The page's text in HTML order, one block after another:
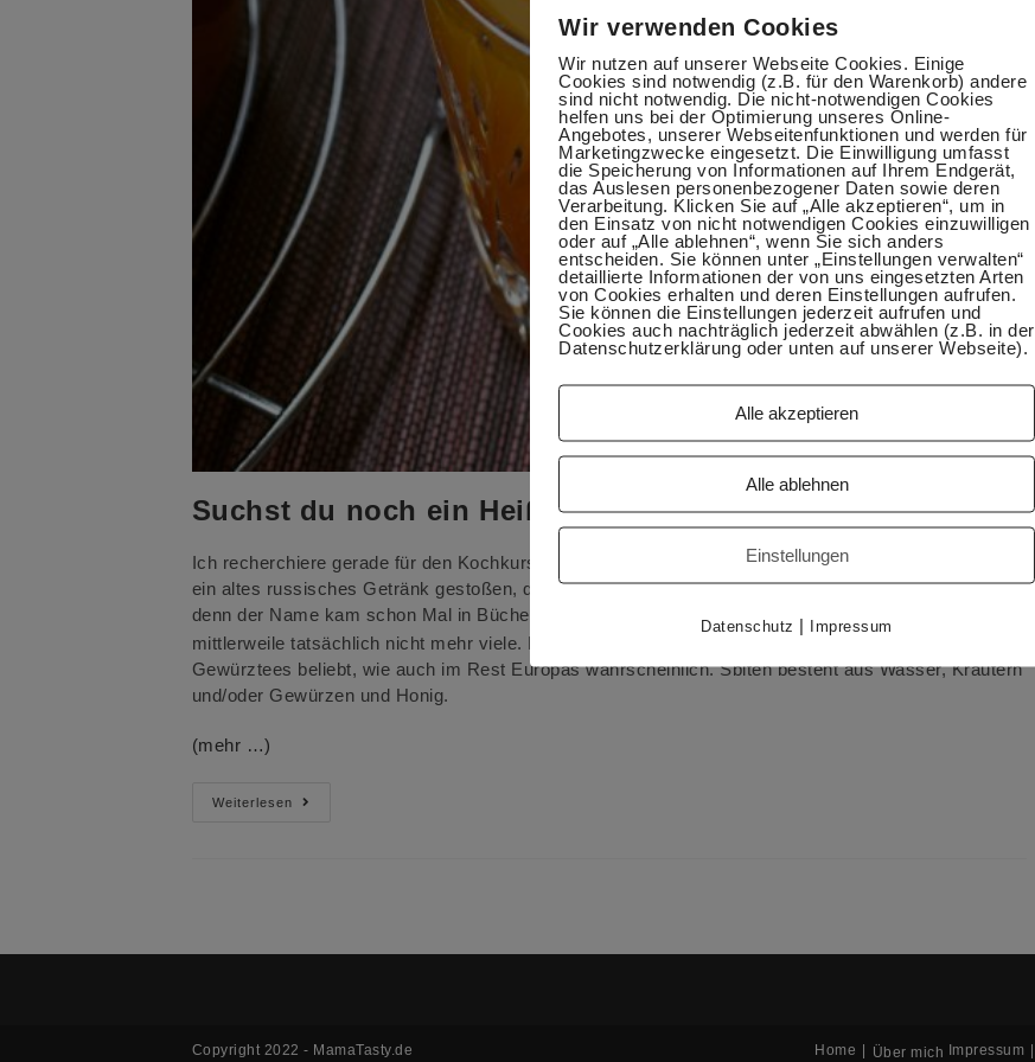
Suchst du noch ein Heißgetränk für den Winter?
Ich recherchiere gerade für den Kochkurs „Russische
und Fastenzeit“ und bin dabei auf
ein altes russisches Getränk gestoßen, das ich noch nicht kannte. Besser gesagt, nie beachtet,
denn der Name kam schon Mal in Büchern oder filmen vor
Anscheinend kennen es aber
mittlerweile tatsächlich nicht mehr viele. Bevor es in Russland Tee gab, waren Kräuter- und
Gewürztees beliebt, wie auch im Rest Europas wahrscheinlich. Sbiten besteht aus Wasser, Kräutern
und/oder Gewürzen und Honig.
(mehr …)
WeiterlesenSuchst
Home Über mich Impressum
Copyright 2022 - MamaTasty.de
Wir verwenden Cookies
Wir nutzen auf unserer Webseite Cookies. Einige
Cookies sind notwendig (z.B. für den Warenkorb) andere
sind nicht notwendig. Die nicht-notwendigen Cookies
helfen uns bei der Optimierung unseres Online-
Angebotes, unserer Webseitenfunktionen und werden für
Marketingzwecke eingesetzt. Die Einwilligung umfasst
die Speicherung von Informationen auf Ihrem Endgerät,
das Auslesen personenbezogener Daten sowie deren
Verarbeitung. Klicken Sie auf „Alle akzeptieren“, um in
den Einsatz von nicht notwendigen Cookies einzuwilligen
oder auf „Alle ablehnen“, wenn Sie sich anders
entscheiden. Sie können unter „Einstellungen verwalten“
detaillierte Informationen der von uns eingesetzten Arten
von Cookies erhalten und deren Einstellungen aufrufen.
Sie können die Einstellungen jederzeit aufrufen und
Cookies auch nachträglich jederzeit abwählen (z.B. in der
Datenschutzerklärung oder unten auf unserer Webseite).
Alle akzeptieren
Alle ablehnen
Einstellungen
Datenschutz | Impressum